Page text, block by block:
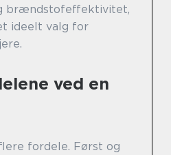
brændstofeffektivitet,
ideelt valg for
ved en
fordele. Først og